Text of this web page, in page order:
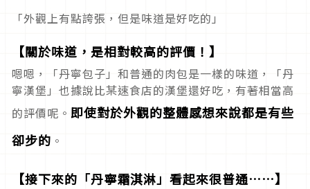
「外觀上有點誇張，但是味道是好吃的」
【關於味道，是相對較高的評價！】
嗯嗯，「丹寧包子」和普通的肉包是一樣的味道，「丹
寧漢堡」也據說比某速食店的漢堡還好吃，有著相當高
的評價呢。 即使對於外觀的整體感想來說都是有些
卻步的 。
【接下來的「丹寧霜淇淋」看起來很普通……】